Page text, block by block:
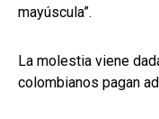
mayúscula”.
La molestia viene
colombianos pagan